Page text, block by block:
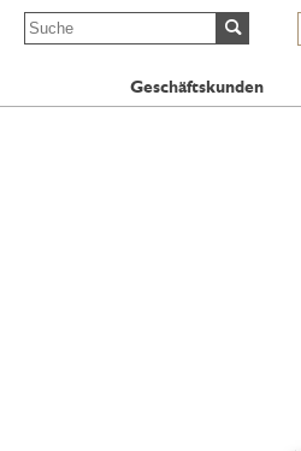
Geschäftskunden